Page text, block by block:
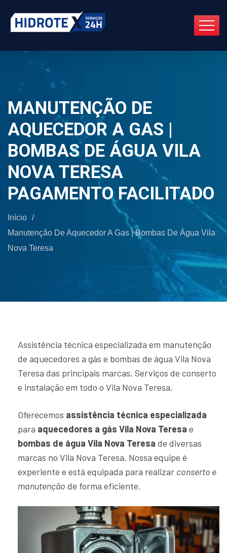
MANUTENÇÃO DE
AQUECEDOR A GAS |
BOMBAS DE ÁGUA VILA
NOVA TERESA
PAGAMENTO FACILITADO
Início /
Manutenção De Aquecedor A Gas | Bombas De Água Vila
Nova Teresa
Assistência técnica especializada em manutenção
de aquecedores a gás e bombas de água Vila Nova
Teresa das principais marcas. Serviços de conserto
e instalação em todo o Vila Nova Teresa.
Oferecemos assistência técnica especializada
para aquecedores a gás Vila Nova Teresa e
bombas de água Vila Nova Teresa de diversas
marcas no Vila Nova Teresa. Nossa equipe é
experiente e está equipada para realizar conserto e
manutenção de forma eficiente.